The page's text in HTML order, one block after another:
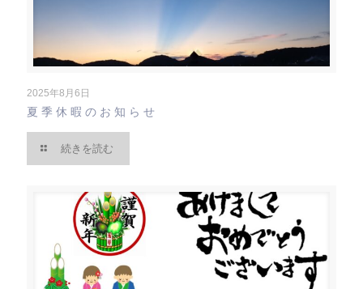
2025年8月6日
夏季休暇のお知らせ
続きを読む